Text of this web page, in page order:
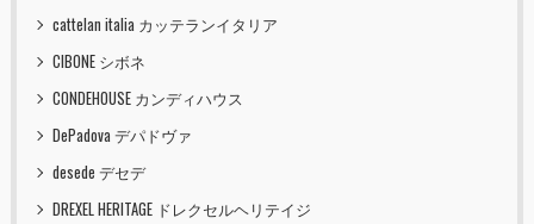
cattelan italia カッテランイタリア
CIBONE シボネ
CONDEHOUSE カンディハウス
DePadova デパドヴァ
desede デセデ
DREXEL HERITAGE ドレクセルヘリテイジ